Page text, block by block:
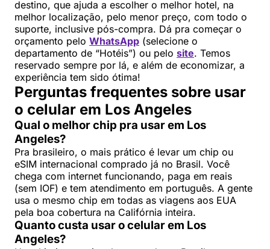
destino, que ajuda a escolher o melhor hotel, na
melhor localização, pelo menor preço, com todo o
suporte, inclusive pós-compra. Dá pra começar o
orçamento pelo WhatsApp (selecione o
departamento de “Hotéis”) ou pelo site. Temos
reservado sempre por lá, e além de economizar, a
experiência tem sido ótima!
Perguntas frequentes sobre usar
o celular em Los Angeles
Qual o melhor chip pra usar em Los
Angeles?
Pra brasileiro, o mais prático é levar um chip ou
eSIM internacional comprado já no Brasil. Você
chega com internet funcionando, paga em reais
(sem IOF) e tem atendimento em português. A gente
usa o mesmo chip em todas as viagens aos EUA
pela boa cobertura na Califórnia inteira.
Quanto custa usar o celular em Los
Angeles?